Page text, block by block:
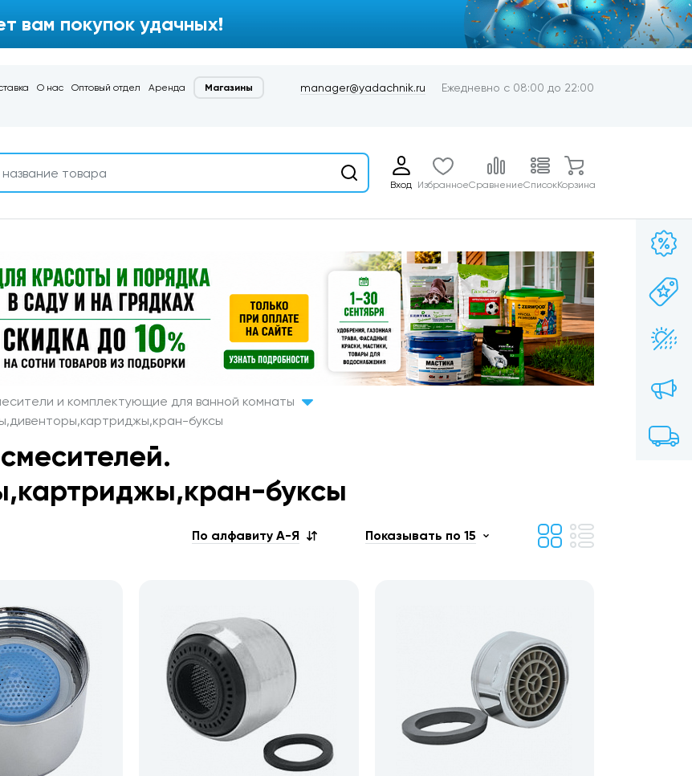
вам покупок удачных!
О нас Оптовый отдел Аренда Магазины manager@yadachnik.ru Ежедневно с 08:00 до 22:00
Вход ИзбранноеСравнениеСписокКорзина
и комплектующие для ванной комнаты
буксы
буксы
По алфавиту А-Я Показывать по 15